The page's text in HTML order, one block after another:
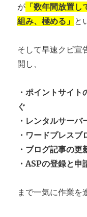
が 「数年間放置
組み、極める」 と
そして早速クビ宣
開し、
・ポイントサイ
ぐ
・レンタルサー
・ワードプレスブ
・ブログ記事の更
・ASPの登録と申
まで一気に作業を